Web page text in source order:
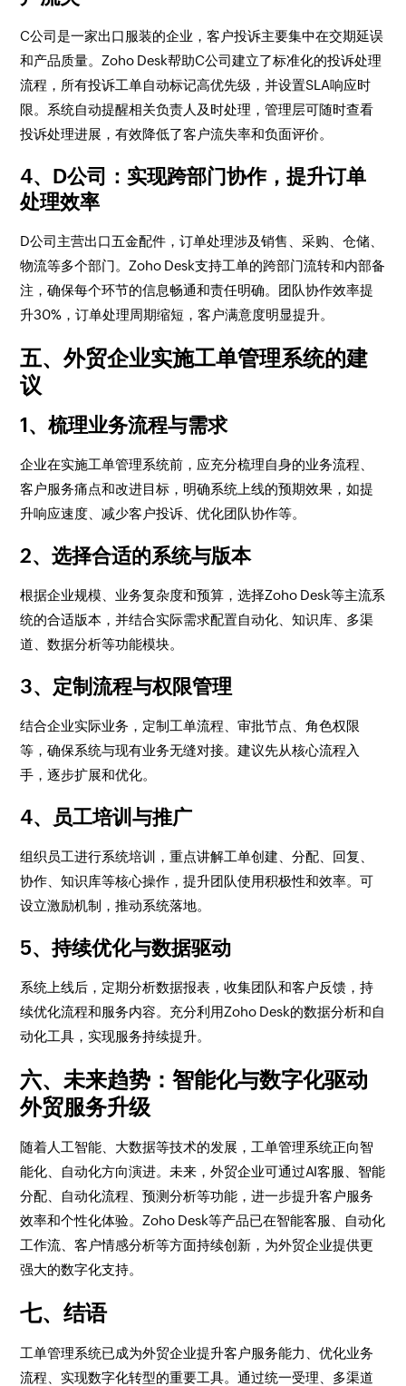
C公司是一家出口服装的企业，客户投诉主要集中在交期延误
和产品质量。Zoho Desk帮助C公司建立了标准化的投诉处理
流程，所有投诉工单自动标记高优先级，并设置SLA响应时
限。系统自动提醒相关负责人及时处理，管理层可随时查看
投诉处理进展，有效降低了客户流失率和负面评价。
4、D公司：实现跨部门协作，提升订单
处理效率
D公司主营出口五金配件，订单处理涉及销售、采购、仓储、
物流等多个部门。Zoho Desk支持工单的跨部门流转和内部备
注，确保每个环节的信息畅通和责任明确。团队协作效率提
升30%，订单处理周期缩短，客户满意度明显提升。
五、外贸企业实施工单管理系统的建
议
1、梳理业务流程与需求
企业在实施工单管理系统前，应充分梳理自身的业务流程、
客户服务痛点和改进目标，明确系统上线的预期效果，如提
升响应速度、减少客户投诉、优化团队协作等。
2、选择合适的系统与版本
根据企业规模、业务复杂度和预算，选择Zoho Desk等主流系
统的合适版本，并结合实际需求配置自动化、知识库、多渠
道、数据分析等功能模块。
3、定制流程与权限管理
结合企业实际业务，定制工单流程、审批节点、角色权限
等，确保系统与现有业务无缝对接。建议先从核心流程入
手，逐步扩展和优化。
4、员工培训与推广
组织员工进行系统培训，重点讲解工单创建、分配、回复、
协作、知识库等核心操作，提升团队使用积极性和效率。可
设立激励机制，推动系统落地。
5、持续优化与数据驱动
系统上线后，定期分析数据报表，收集团队和客户反馈，持
续优化流程和服务内容。充分利用Zoho Desk的数据分析和自
动化工具，实现服务持续提升。
六、未来趋势：智能化与数字化驱动
外贸服务升级
随着人工智能、大数据等技术的发展，工单管理系统正向智
能化、自动化方向演进。未来，外贸企业可通过AI客服、智能
分配、自动化流程、预测分析等功能，进一步提升客户服务
效率和个性化体验。Zoho Desk等产品已在智能客服、自动化
工作流、客户情感分析等方面持续创新，为外贸企业提供更
强大的数字化支持。
七、结语
工单管理系统已成为外贸企业提升客户服务能力、优化业务
流程、实现数字化转型的重要工具。通过统一受理、多渠道